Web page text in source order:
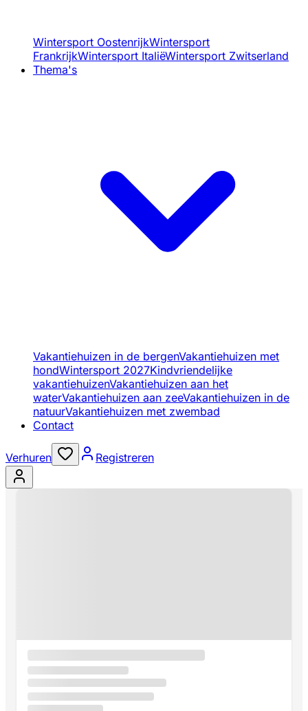
Wintersport OostenrijkWintersport
FrankrijkWintersport ItaliëWintersport Zwitserland
Thema's
Vakantiehuizen in de bergenVakantiehuizen met
hondWintersport 2027Kindvriendelijke
vakantiehuizenVakantiehuizen aan het
waterVakantiehuizen aan zeeVakantiehuizen in de
natuurVakantiehuizen met zwembad
Contact
Verhuren Registreren